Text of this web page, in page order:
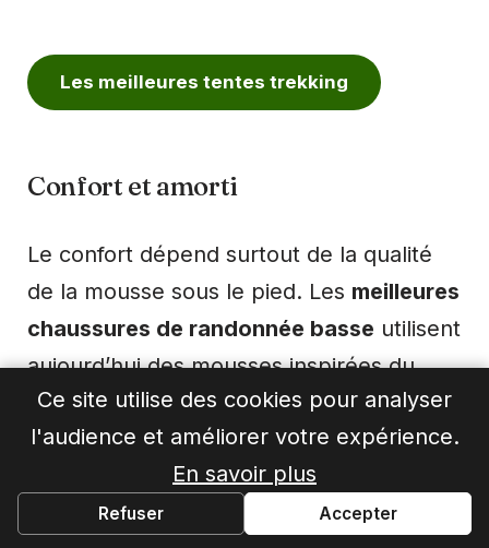
Les meilleures tentes trekking
Confort et amorti
Le confort dépend surtout de la qualité
de la mousse sous le pied. Les meilleures
chaussures de randonnée basse utilisent
aujourd’hui des mousses inspirées du
trail, plus légères et plus réactives. Une
mousse EVA souple apportera un déroulé
agréable pour les sorties rapides, tandis
qu’une mousse plus dense se montrera
Ce site utilise des cookies pour analyser
l'audience et améliorer votre expérience.
En savoir plus
Refuser Accepter